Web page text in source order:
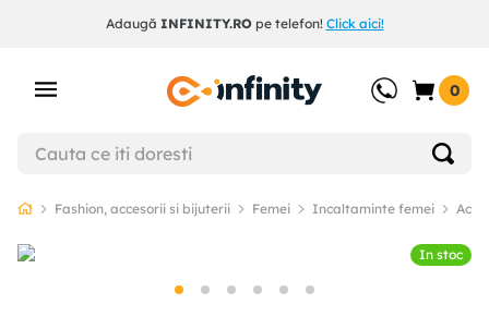
Adaugă INFINITY.ROpe telefon! Click aici!
0
Fashion, accesorii si bijuterii Femei Incaltaminte femei
In stoc